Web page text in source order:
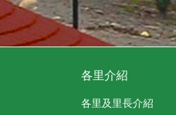
各里介紹
各里及里長介紹